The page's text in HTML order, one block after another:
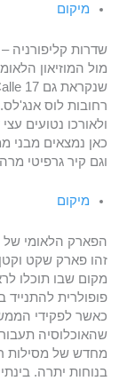
מיקום
שדרות קליפורניה – California Boulevard
מול המוזיאון
רחובות לוס
ולאורכו נטועים
כאן נמצאים מבני
וגם קיר גרפיטי
מיקום
הפארק הלאומי של
זהו פארק שקט
מקום שבו תוכלו
פופולרית
כאשר לפקידי
שהאוכלוסיה
מחדש של מסילות
בנוחות יתרה.